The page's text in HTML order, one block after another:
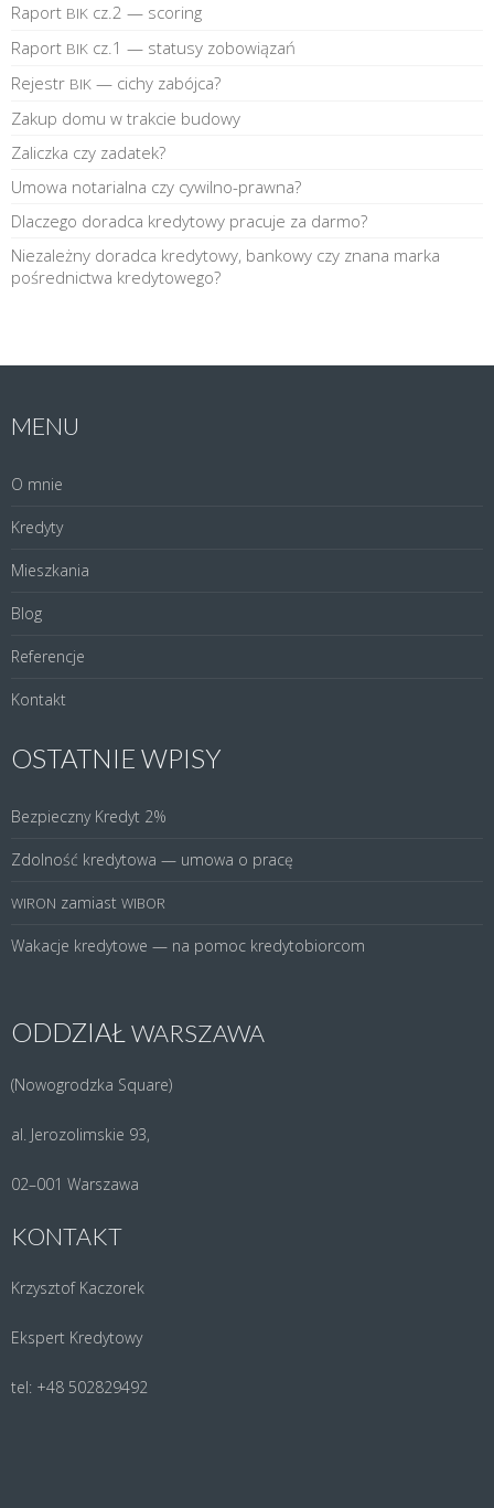
Raport BIK cz.2 — scoring
Raport BIK cz.1 — statusy zobowiązań
Rejestr BIK — cichy zabójca?
Zakup domu w trakcie budowy
Zaliczka czy zadatek?
Umowa notarialna czy cywilno-prawna?
Dlaczego doradca kredytowy pracuje za darmo?
Niezależny doradca kredytowy, bankowy czy znana marka
pośrednictwa kredytowego?
MENU
O mnie
Kredyty
Mieszkania
Blog
Referencje
Kontakt
OSTATNIE WPISY
Bezpieczny Kredyt 2%
Zdolność kredytowa — umowa o pracę
WIRON zamiast WIBOR
Wakacje kredytowe — na pomoc kredytobiorcom
ODDZIAŁ WARSZAWA
(Nowo­grodz­ka Square)
al. Jero­zo­lim­skie 93,
02–001 War­sza­wa
KONTAKT
Krzysz­tof Kaczorek
Eks­pert Kredytowy
tel: +48 502829492